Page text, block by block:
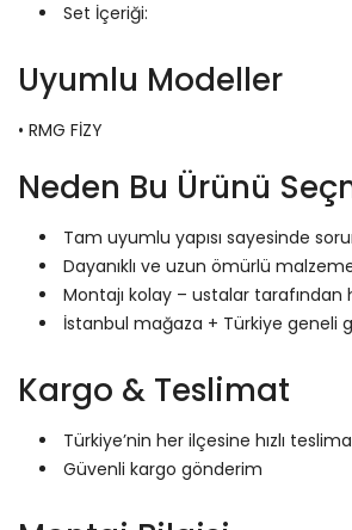
Set İçeriği:
Uyumlu Modeller
• RMG FİZY
Neden Bu Ürünü
Tam uyumlu yapısı sayesinde
Dayanıklı ve uzun ömürlü
Montajı kolay – ustalar tarafından
İstanbul mağaza + Türkiye geneli
Kargo & Teslimat
Türkiye’nin her ilçesine hızlı
Güvenli kargo gönderim